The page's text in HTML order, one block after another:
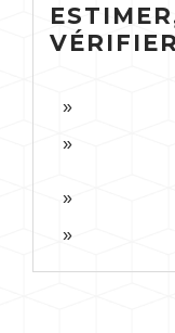
VÉRIFIER